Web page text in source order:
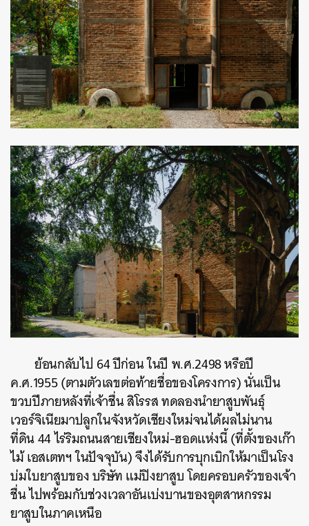
ย้อนกลับไป 64 ปีก่อน ในปี พ.ศ.2498 หรือปี
ค.ศ.1955 (ตามตัวเลขต่อท้ายชื่อของโครงการ) นั่นเป็น
ขวบปีภายหลังที่เจ้าชื่น สิโรรส ทดลองนำยาสูบพันธุ์
เวอร์จิเนียมาปลูกในจังหวัดเชียงใหม่จนได้ผลไม่นาน
ที่ดิน 44 ไร่ริมถนนสายเชียงใหม่-ฮอดแห่งนี้ (ที่ตั้งของเก๊า
ไม้ เอสเตทฯ ในปัจจุบัน) จึงได้รับการบุกเบิกให้มาเป็นโรง
บ่มใบยาสูบของ บริษัท แม่ปิงยาสูบ โดยครอบครัวของเจ้า
ชื่น ไปพร้อมกับช่วงเวลาอันเบ่งบานของอุตสาหกรรม
ยาสูบในภาคเหนือ